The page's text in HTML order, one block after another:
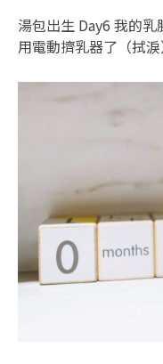
湯包出生 Day6 我的
用電動擠乳器了（拭淚